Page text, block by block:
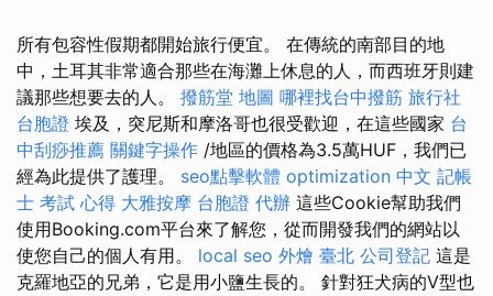
所有包容性假期都開始旅行便宜。 在傳統的南部目的地
中，土耳其非常適合那些在海灘上休息的人，而西班牙則建
議那些想要去的人。 撥筋堂 地圖 哪裡找台中撥筋 旅行社
台胞證 埃及，突尼斯和摩洛哥也很受歡迎，在這些國家 台
中刮痧推薦 關鍵字操作 /地區的價格為3.5萬HUF，我們已
經為此提供了護理。 seo點擊軟體 optimization 中文 記帳
士 考試 心得 大雅按摩 台胞證 代辦 這些Cookie幫助我們
使用Booking.com平台來了解您，從而開發我們的網站以
使您自己的個人有用。 local seo 外燴 臺北 公司登記 這是
克羅地亞的兄弟，它是用小鹽生長的。 針對狂犬病的V型也